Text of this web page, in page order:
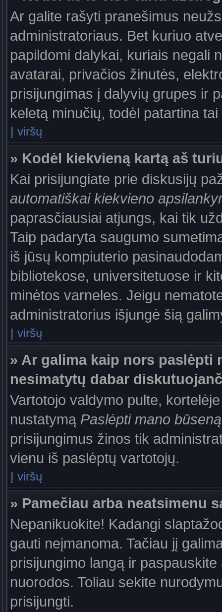
Ar galite rašyti pranešimus
administratoriaus. Bet kuriuo
papildomi dalykai, kuriais negali
avatarai, privačios žinutės,
prisijungimas į dalyvių grupes ir
keletą minučių, todėl patartina
Į viršų
» Kodėl kiekvieną kartą aš
Kai prisijungiate prie diskusijų
automatiškai kiekvieno
paprasčiausiai atjungs, kai tik
Taip padaryta saugumo
iš jūsų kompiuterio
bibliotekose, universitetuose ir
minėtos varneles. Jeigu
administratorius išjungė šią
Į viršų
» Ar galima kaip nors paslėpti
nesimatytų dabar
Vartotojo valdymo pulte,
nustatymą Paslėpti mano būseną
prisijungimus žinos tik
vienu iš paslėptų vartotojų.
Į viršų
» Pamečiau arba neatsimenu
Nepanikuokite! Kadangi
gauti neįmanoma. Tačiau jį
prisijungimo langą ir
nuorodos. Toliau sekite
prisijungti.